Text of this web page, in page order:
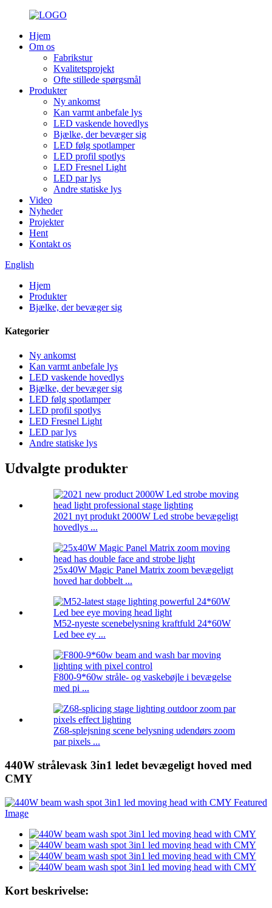
Hjem
Om os
Fabrikstur
Kvalitetsprojekt
Ofte stillede spørgsmål
Produkter
Ny ankomst
Kan varmt anbefale lys
LED vaskende hovedlys
Bjælke, der bevæger sig
LED følg spotlamper
LED profil spotlys
LED Fresnel Light
LED par lys
Andre statiske lys
Video
Nyheder
Projekter
Hent
Kontakt os
English
Hjem
Produkter
Bjælke, der bevæger sig
Kategorier
Ny ankomst
Kan varmt anbefale lys
LED vaskende hovedlys
Bjælke, der bevæger sig
LED følg spotlamper
LED profil spotlys
LED Fresnel Light
LED par lys
Andre statiske lys
Udvalgte produkter
2021 nyt produkt 2000W Led strobe bevægeligt
hovedlys ...
25x40W Magic Panel Matrix zoom bevægeligt
hoved har dobbelt ...
M52-nyeste scenebelysning kraftfuld 24*60W
Led bee ey ...
F800-9*60w stråle- og vaskebøjle i bevægelse
med pi ...
Z68-splejsning scene belysning udendørs zoom
par pixels ...
440W strålevask 3in1 ledet bevægeligt hoved med
CMY
Kort beskrivelse: